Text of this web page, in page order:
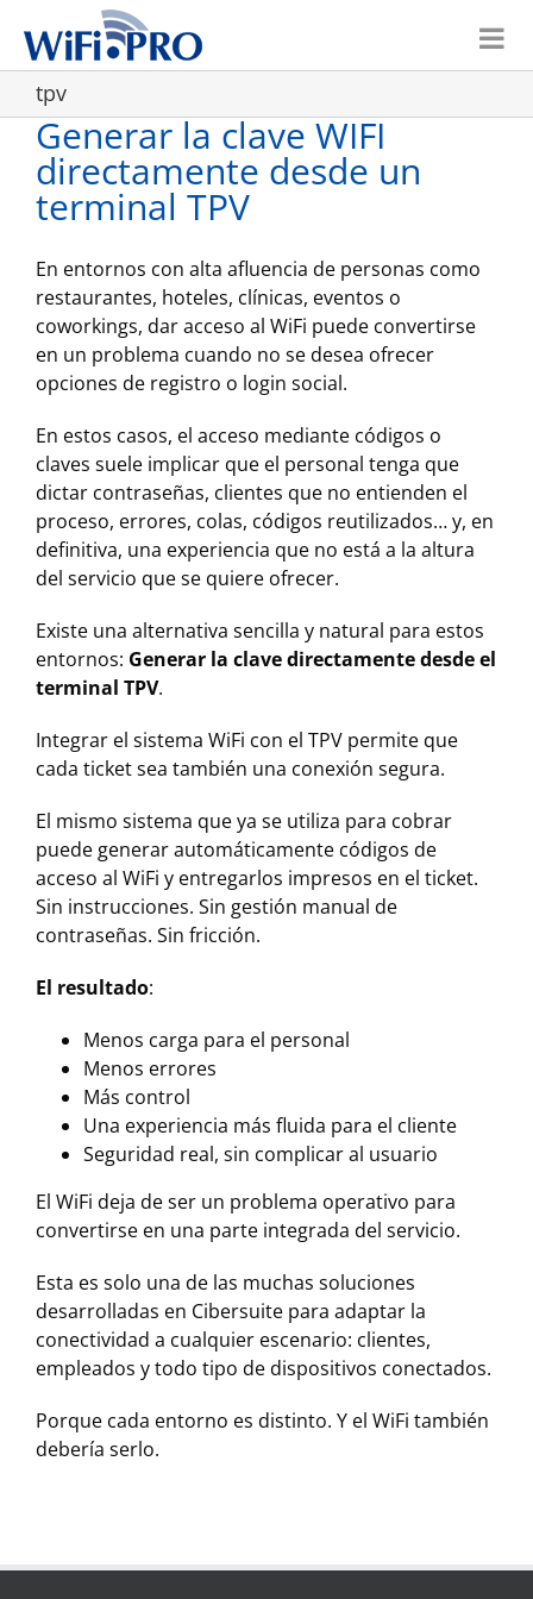
content
tpv
Generar la clave WIFI
directamente desde un
terminal TPV
En entornos con alta afluencia de personas como
restaurantes, hoteles, clínicas, eventos o
coworkings, dar acceso al WiFi puede convertirse
en un problema cuando no se desea ofrecer
opciones de registro o login social.
En estos casos, el acceso mediante códigos o
claves suele implicar que el personal tenga que
dictar contraseñas, clientes que no entienden el
proceso, errores, colas, códigos reutilizados… y, en
definitiva, una experiencia que no está a la altura
del servicio que se quiere ofrecer.
Existe una alternativa sencilla y natural para estos
entornos: Generar la clave directamente desde el
terminal TPV.
Integrar el sistema WiFi con el TPV permite que
cada ticket sea también una conexión segura.
El mismo sistema que ya se utiliza para cobrar
puede generar automáticamente códigos de
acceso al WiFi y entregarlos impresos en el ticket.
Sin instrucciones. Sin gestión manual de
contraseñas. Sin fricción.
El resultado:
Menos carga para el personal
Menos errores
Más control
Una experiencia más fluida para el cliente
Seguridad real, sin complicar al usuario
El WiFi deja de ser un problema operativo para
convertirse en una parte integrada del servicio.
Esta es solo una de las muchas soluciones
desarrolladas en Cibersuite para adaptar la
conectividad a cualquier escenario: clientes,
empleados y todo tipo de dispositivos conectados.
Porque cada entorno es distinto. Y el WiFi también
debería serlo.